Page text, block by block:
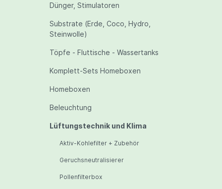
Dünger, Stimulatoren
Substrate (Erde, Coco, Hydro,
Steinwolle)
Töpfe - Fluttische - Wassertanks
Komplett-Sets Homeboxen
Homeboxen
Beleuchtung
Lüftungstechnik und Klima
Aktiv-Kohlefilter + Zubehör
Geruchsneutralisierer
Pollenfilterbox